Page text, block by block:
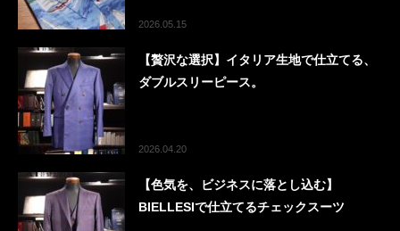
2026.05.15
【贅沢な選択】イタリア生地で仕立てる、
ダブルスリーピース。
2026.04.20
【色気を、ビジネスに落とし込む】
BIELLESIで仕立てるチェックスーツ